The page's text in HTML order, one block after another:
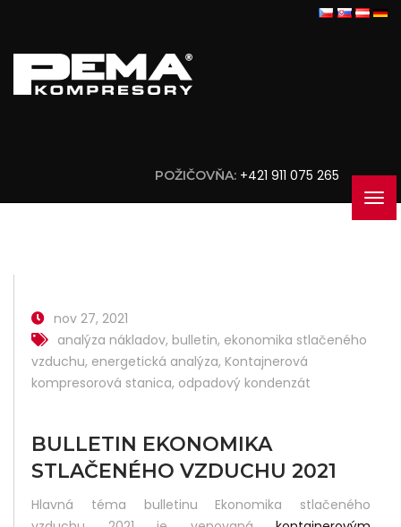
POŽIČOVŇA: +421 911 075 265
nov 27, 2021
analýza nákladov, bulletin, ekonomika stlačeného
vzduchu, energetická analýza, Kontajnerová
kompresorová stanica, odpadový kondenzát
BULLETIN EKONOMIKA
STLAČENÉHO VZDUCHU 2021
Hlavná téma bulletinu Ekonomika stlačeného